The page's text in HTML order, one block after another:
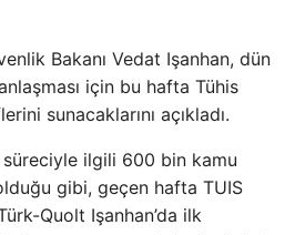
Bakanı Vedat Işanhan, dün
için bu hafta Tühis
sunacaklarını açıkladı.
süreciyle ilgili 600 bin kamu
gibi, geçen hafta TUIS
Quolt Işanhan’da ilk